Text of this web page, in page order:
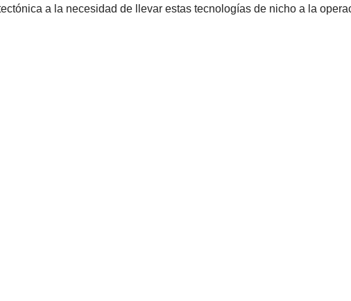
a la necesidad de llevar estas tecnologías de nicho a la